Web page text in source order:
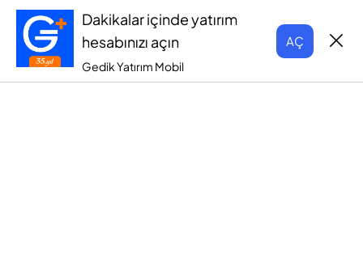
Dakikalar içinde yatırım
hesabınızı açın
Gedik Yatırım Mobil
AÇ